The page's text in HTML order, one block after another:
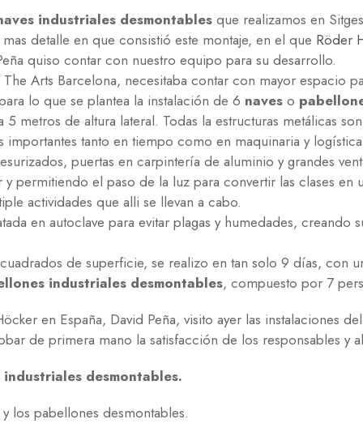
industriales desmontables que realizamos en
detalle en que consistió este montaje, en el que Röder
quiso contar con nuestro equipo para su desarrollo.
Arts Barcelona, necesitaba contar con mayor espacio
lo que se plantea la instalación de 6 naves o
5 metros de altura lateral. Todas la estructuras metálicas
importantes tanto en tiempo como en maquinaria y
puertas en carpintería de aluminio y grandes
permitiendo el paso de la luz para convertir las clases en
actividades que alli se llevan a cabo.
en autoclave para evitar plagas y humedades, creando
de superficie, se realizo en tan solo 9 días, con
industriales desmontables, compuesto por 7
en España, David Peña, visito ayer las instalaciones
de primera mano la satisfacción de los responsables y
desmontables.
los pabellones desmontables.